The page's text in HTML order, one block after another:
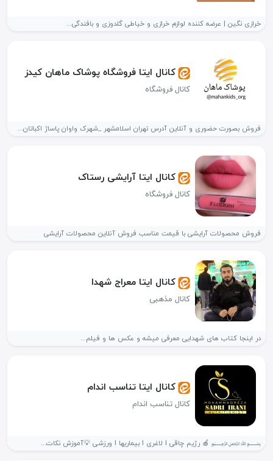
خرازی نگین | عرضه کننده لوازم خرازی و خیاطی گلدوزی و بافندگی...
کانال ایتا فروشگاه پوشاک ماهان کیدز
کانال فروشگاه
فروش بصورت حضوری و آنلاین آدرس تهران اسلامشهر _شهرک واوان پاساژ اکباتان...
کانال ایتا آرایشی رستاک
کانال فروشگاه
فروش محصولات آرایشی با قیمت مناسب فروش آنلاین محصولات آرایشی
کانال ایتا معراج شھدا️
کانال مذهبی
در اینجا کتاب های شهدایی معرفی میشه و عکس ها و فیلم...
کانال ایتا تناسب اندام
کانال تناسب اندام
﷽ 🍎 رژیم چاقی l لاغری l بیماریها l ورزشی 💡آموزش نکات...